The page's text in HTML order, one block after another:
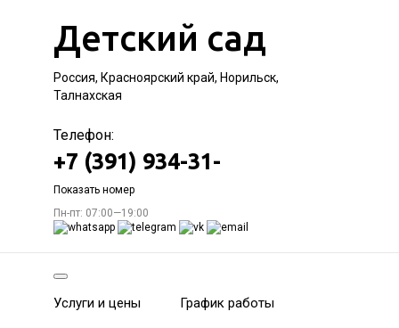
Детский сад
Россия, Красноярский край, Норильск,
Талнахская
Телефон:
+7 (391) 934-31-
Показать номер
Пн-пт: 07:00—19:00
Услуги и цены График работы